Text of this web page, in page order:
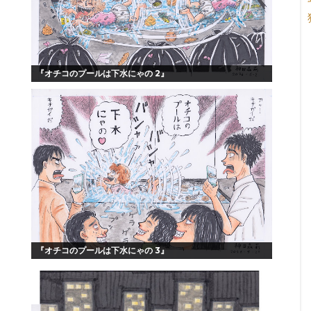
『オチコのプールは下水にゃの 2』
『オチコのプールは下水にゃの 3』